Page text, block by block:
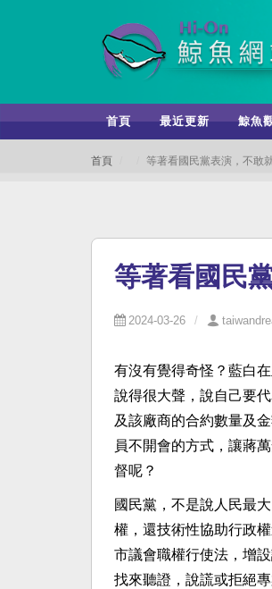
首頁 最近更新 鯨魚
首頁 等著看國民黨表演，不敢
等著看國民
2024-03-26
有沒有覺得奇怪？藍白
說得很大聲，說自己要
及該廠商的合約數量及
員不開會的方式，讓蔣
督呢？
國民黨，不是說人民最
權，還技術性協助行政
市議會職權行使法，增
找來聽證，說謊或拒絕